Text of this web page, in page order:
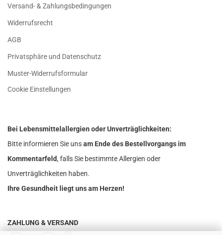
Versand- & Zahlungsbedingungen
Widerrufsrecht
AGB
Privatsphäre und Datenschutz
Muster-Widerrufsformular
Cookie Einstellungen
Bei Lebensmittelallergien oder Unverträglichkeiten:
Bitte informieren Sie unsam Ende des Bestellvorgangs im
Kommentarfeld, falls Sie bestimmte Allergien oder
Unverträglichkeiten haben.
Ihre Gesundheit liegt uns am Herzen!
ZAHLUNG & VERSAND